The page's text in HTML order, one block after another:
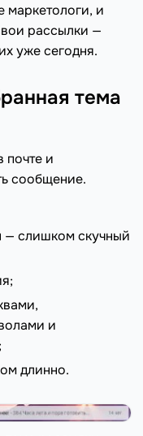
и
рассылки —
уже сегодня.
тема
почте и
сообщение.
— слишком скучный
и
длинно.